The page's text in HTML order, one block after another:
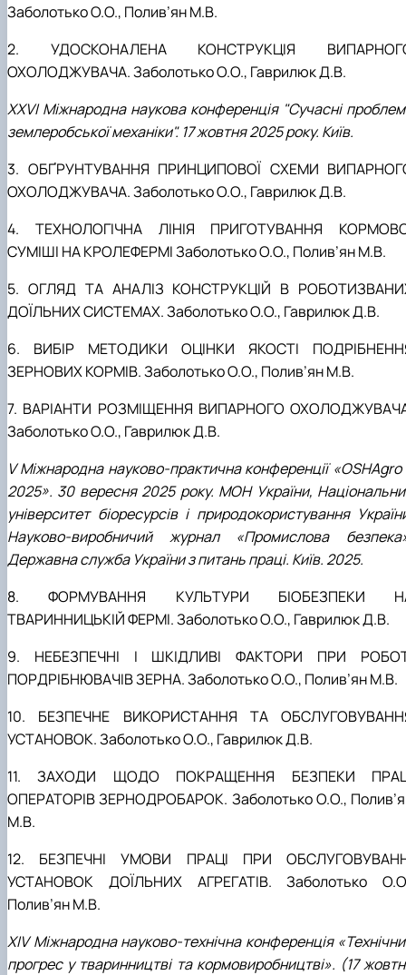
Заболотько О.О., Полив’ян М.В.
2. УДОСКОНАЛЕНА КОНСТРУКЦІЯ
ОХОЛОДЖУВАЧА. Заболотько О.О., Гаврилюк Д.В.
XХVІ Міжнародна наукова конференція "Сучасні
землеробської механіки". 17 жовтня 2025 року. Київ.
3. ОБҐРУНТУВАННЯ ПРИНЦИПОВОЇ СХЕМИ
ОХОЛОДЖУВАЧА. Заболотько О.О., Гаврилюк Д.В.
4. ТЕХНОЛОГІЧНА ЛІНІЯ ПРИГОТУВАННЯ
СУМІШІ НА КРОЛЕФЕРМІ Заболотько О.О., Полив’ян М.В.
5. ОГЛЯД ТА АНАЛІЗ КОНСТРУКЦІЙ В
ДОЇЛЬНИХ СИСТЕМАХ. Заболотько О.О., Гаврилюк Д.В.
6. ВИБІР МЕТОДИКИ ОЦІНКИ ЯКОСТІ
ЗЕРНОВИХ КОРМІВ. Заболотько О.О., Полив’ян М.В.
7. ВАРІАНТИ РОЗМІЩЕННЯ ВИПАРНОГО
Заболотько О.О., Гаврилюк Д.В.
V Міжнародна науково-практична конференції «OSHAgro
2025». 30 вересня 2025 року. МОН України,
університет біоресурсів і природокористування
Науково-виробничий журнал «Промислова
Державна служба України з питань праці. Київ. 2025.
8. ФОРМУВАННЯ КУЛЬТУРИ БІОБЕЗПЕКИ
ТВАРИННИЦЬКІЙ ФЕРМІ. Заболотько О.О., Гаврилюк Д.В.
9. НЕБЕЗПЕЧНІ І ШКІДЛИВІ ФАКТОРИ ПРИ
ПОРДРІБНЮВАЧІВ ЗЕРНА. Заболотько О.О., Полив’ян М.В.
10. БЕЗПЕЧНЕ ВИКОРИСТАННЯ ТА
УСТАНОВОК. Заболотько О.О., Гаврилюк Д.В.
11. ЗАХОДИ ЩОДО ПОКРАЩЕННЯ БЕЗПЕКИ
ОПЕРАТОРІВ ЗЕРНОДРОБАРОК. Заболотько О.О.,
М.В.
12. БЕЗПЕЧНІ УМОВИ ПРАЦІ ПРИ
УСТАНОВОК ДОЇЛЬНИХ АГРЕГАТІВ. Заболотько
Полив’ян М.В.
XІV Міжнародна науково-технічна конференція
прогрес у тваринництві та кормовиробництві». (17